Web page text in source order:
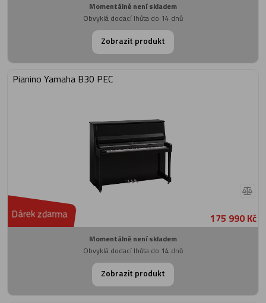
Momentálně není skladem
Obvyklá dodací lhůta do 14 dnů
Zobrazit produkt
Pianino Yamaha B30 PEC
Dárek zdarma 175 990 Kč
Momentálně není skladem
Obvyklá dodací lhůta do 14 dnů
Zobrazit produkt